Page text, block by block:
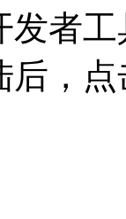
发者
后，